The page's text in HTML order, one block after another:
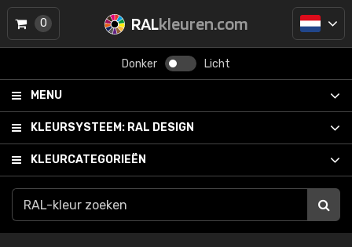
RALkleuren.com
Donker Licht
MENU
KLEURSYSTEEM: RAL DESIGN
KLEURCATEGORIEËN
0